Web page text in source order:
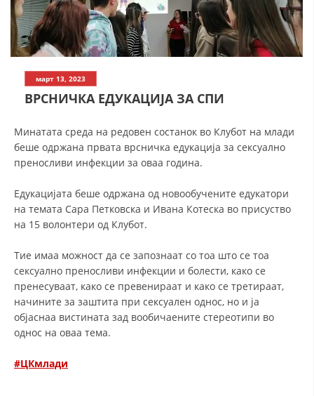
ИСТОРИЈАТ НА ЦКРМ
ИСТОРИЈАТ НА ДВИЖЕЊЕТО
СТРУКТУРА НА ОРГАНИЗАЦИЈАТА
ЧЛЕНСТВО ВО ПРОФЕСИОНАЛНИ ТЕЛА
ЗАКОН ЗА ЦКРМ
СТАТУТ НА ЦКРМ
ОРГАНИЗАЦИЈА И РАЗВОЈ
март 13, 2023
ВРСНИЧКА ЕДУКАЦИЈА ЗА СПИ
Минатата среда на редовен состанок во Клубот на млади
беше одржана првата врсничка едукација за сексуално
преносливи инфекции за оваа година.
Едукацијата беше одржана од новообучените едукатори
на темата Сара Петковска и Ивана Котеска во присуство
на 15 волонтери од Клубот.
Тие имаа можност да се запознаат со тоа што се тоа
сексуално преносливи инфекции и болести, како се
пренесуваат, како се превенираат и како се третираат,
начините за заштита при сексуален однос, но и ја
објаснаа вистината зад вообичаените стереотипи во
однос на оваа тема.
#ЦКмлади